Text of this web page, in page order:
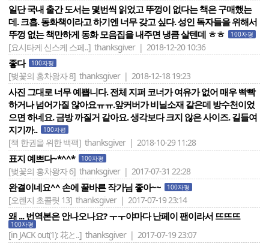
일단 국내 출간 도서는 몇번씩 읽었고 뚜껑이 없다는 책은 구매했는
데. 크흡. 동화책이라고 하기엔 너무 갖고 싶다. 성인 독자들을 위해서
뚜껑 없는 책만하게 동화 모음집을 내주면 냉큼 살텐데 ㅎㅎ
100자평
[요시타케 신스케 스페..] thanksgiver | 2018-12-20 10:36
좋다 100자평
[벚꽃의 홍차왕자 8] thanksgiver | 2018-12-18 19:23
사진 그대로 너무 예쁩니다. 전체 지퍼 코너가 여유가 없어 매우 빡빡
하거나 넘어가질 않아요ㅠㅠ.앞커버가 비닐소재 같은데 방수천이었
으면 하네요. 금방 까질거 같아요. 생각보다 크지 않은 사이즈. 길들여
지기까..
100자평
[책 한권을 위한 백팩] thanksgiver | 2018-10-29 11:28
표지 예쁘다~*^^* 100자평
[벚꽃의 홍차왕자 6] thanksgiver | 2017-07-31 22:28
완결이네요^^ 손에 꿀바른 작가님 좋아~~ 100자평
[오렌지 초콜릿 13] thanksgiver | 2017-07-19 23:14
왜 ... 번역본은 안나오나요? ㅜㅜ야마다 난페이 팬이라서 뜨뜨뜨
100자평
[in JACK out(1): 花と..] thanksgiver | 2017-07-19 23:07